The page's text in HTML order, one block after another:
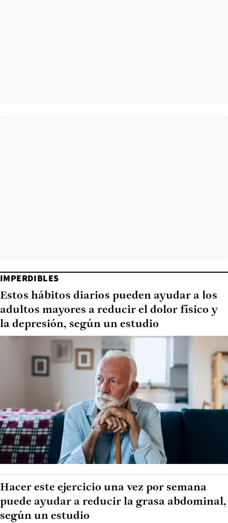
IMPERDIBLES
Estos hábitos diarios pueden ayudar a los
adultos mayores a reducir el dolor físico y
la depresión, según un estudio
Hacer este ejercicio una vez por semana
puede ayudar a reducir la grasa abdominal,
según un estudio